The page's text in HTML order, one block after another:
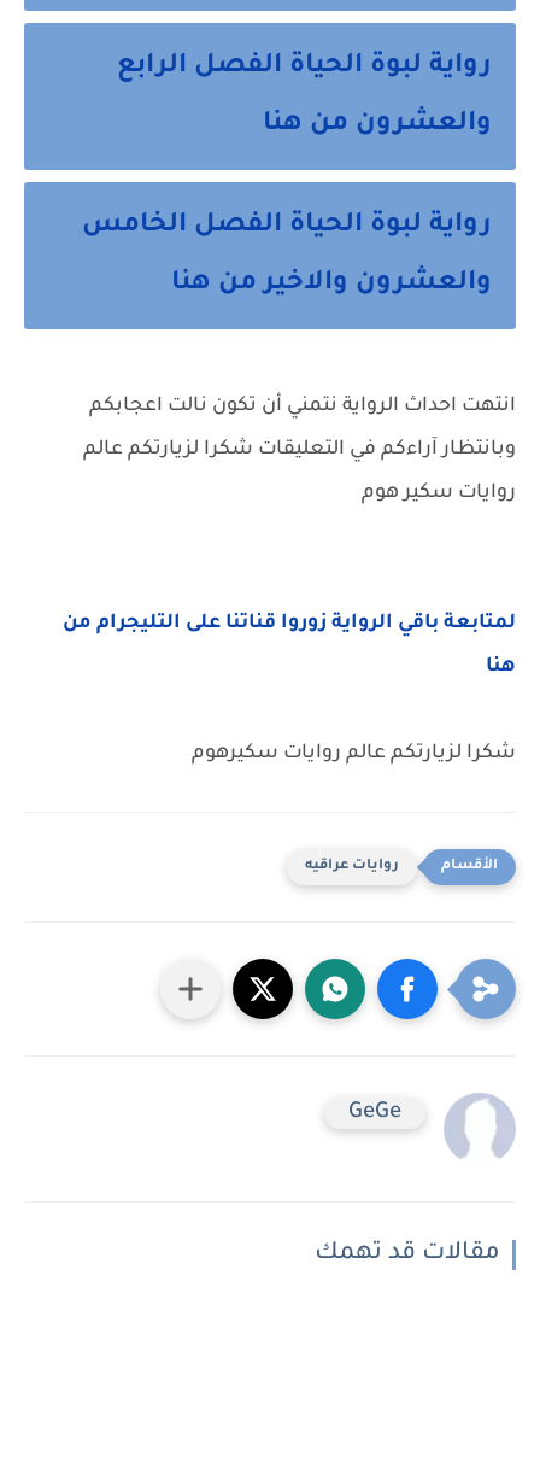
رواية لبوة الحياة الفصل الرابع
والعشرون من هنا
رواية لبوة الحياة الفصل الخامس
والعشرون والاخير من هنا
انتهت احداث الرواية نتمني أن تكون نالت اعجابكم
وبانتظار آراءكم في التعليقات شكرا لزيارتكم عالم
روايات سكير هوم
لمتابعة باقي الرواية زوروا قناتنا على التليجرام من
هنا
شكرا لزيارتكم عالم روايات سكيرهوم
روايات عراقيه
GeGe
مقالات قد تهمك